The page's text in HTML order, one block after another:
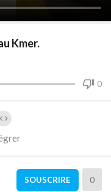
Kmer.
0
SOUSCRIRE 0